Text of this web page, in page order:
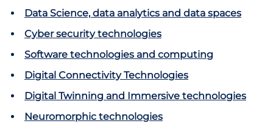
Data Science, data analytics and data spaces
Cyber security technologies
Software technologies and computing
Digital Connectivity Technologies
Digital Twinning and Immersive technologies
Neuromorphic technologies